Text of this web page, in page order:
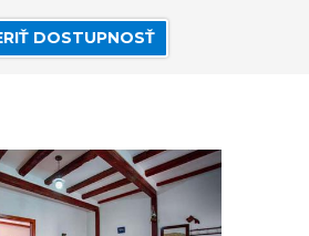
DOSTUPNOSŤ